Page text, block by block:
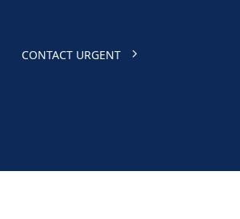
CONTACT URGENT